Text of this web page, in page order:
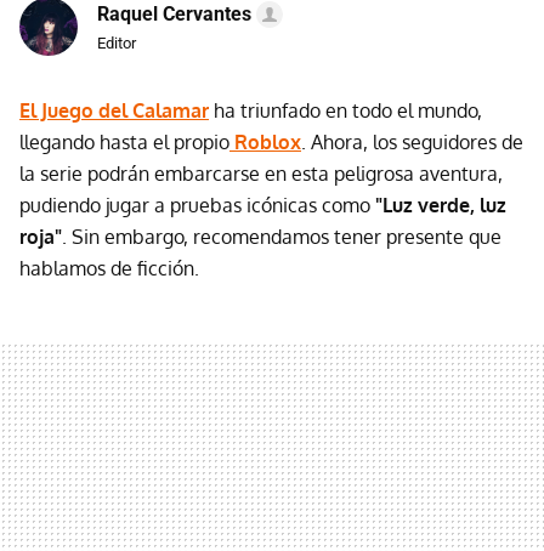
Raquel Cervantes
Editor
El Juego del Calamar ha triunfado en todo el mundo,
llegando hasta el propio Roblox. Ahora, los seguidores de
la serie podrán embarcarse en esta peligrosa aventura,
pudiendo jugar a pruebas icónicas como "Luz verde, luz
roja". Sin embargo, recomendamos tener presente que
hablamos de ficción.